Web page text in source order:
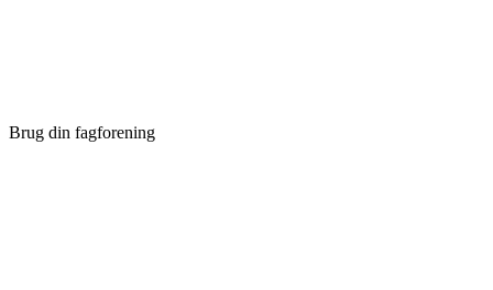
Brug din fagforening